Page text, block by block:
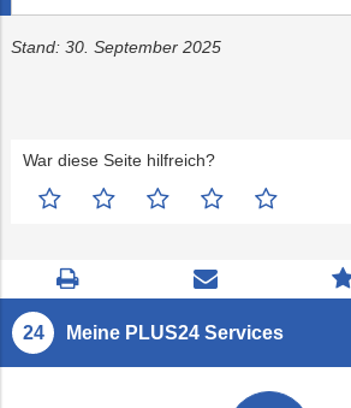
Stand: 30. September 2025
War diese Seite hilfreich?
Seite
drucken
Kontaktseite
öffnen
Meine PLUS24 Services